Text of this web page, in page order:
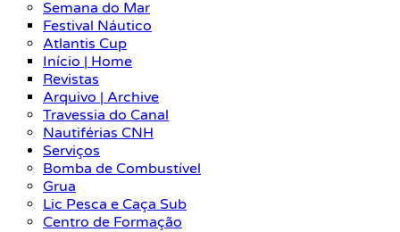
Semana do Mar
Festival Náutico
Atlantis Cup
Início | Home
Revistas
Arquivo | Archive
Travessia do Canal
Nautiférias CNH
Serviços
Bomba de Combustível
Grua
Lic Pesca e Caça Sub
Centro de Formação